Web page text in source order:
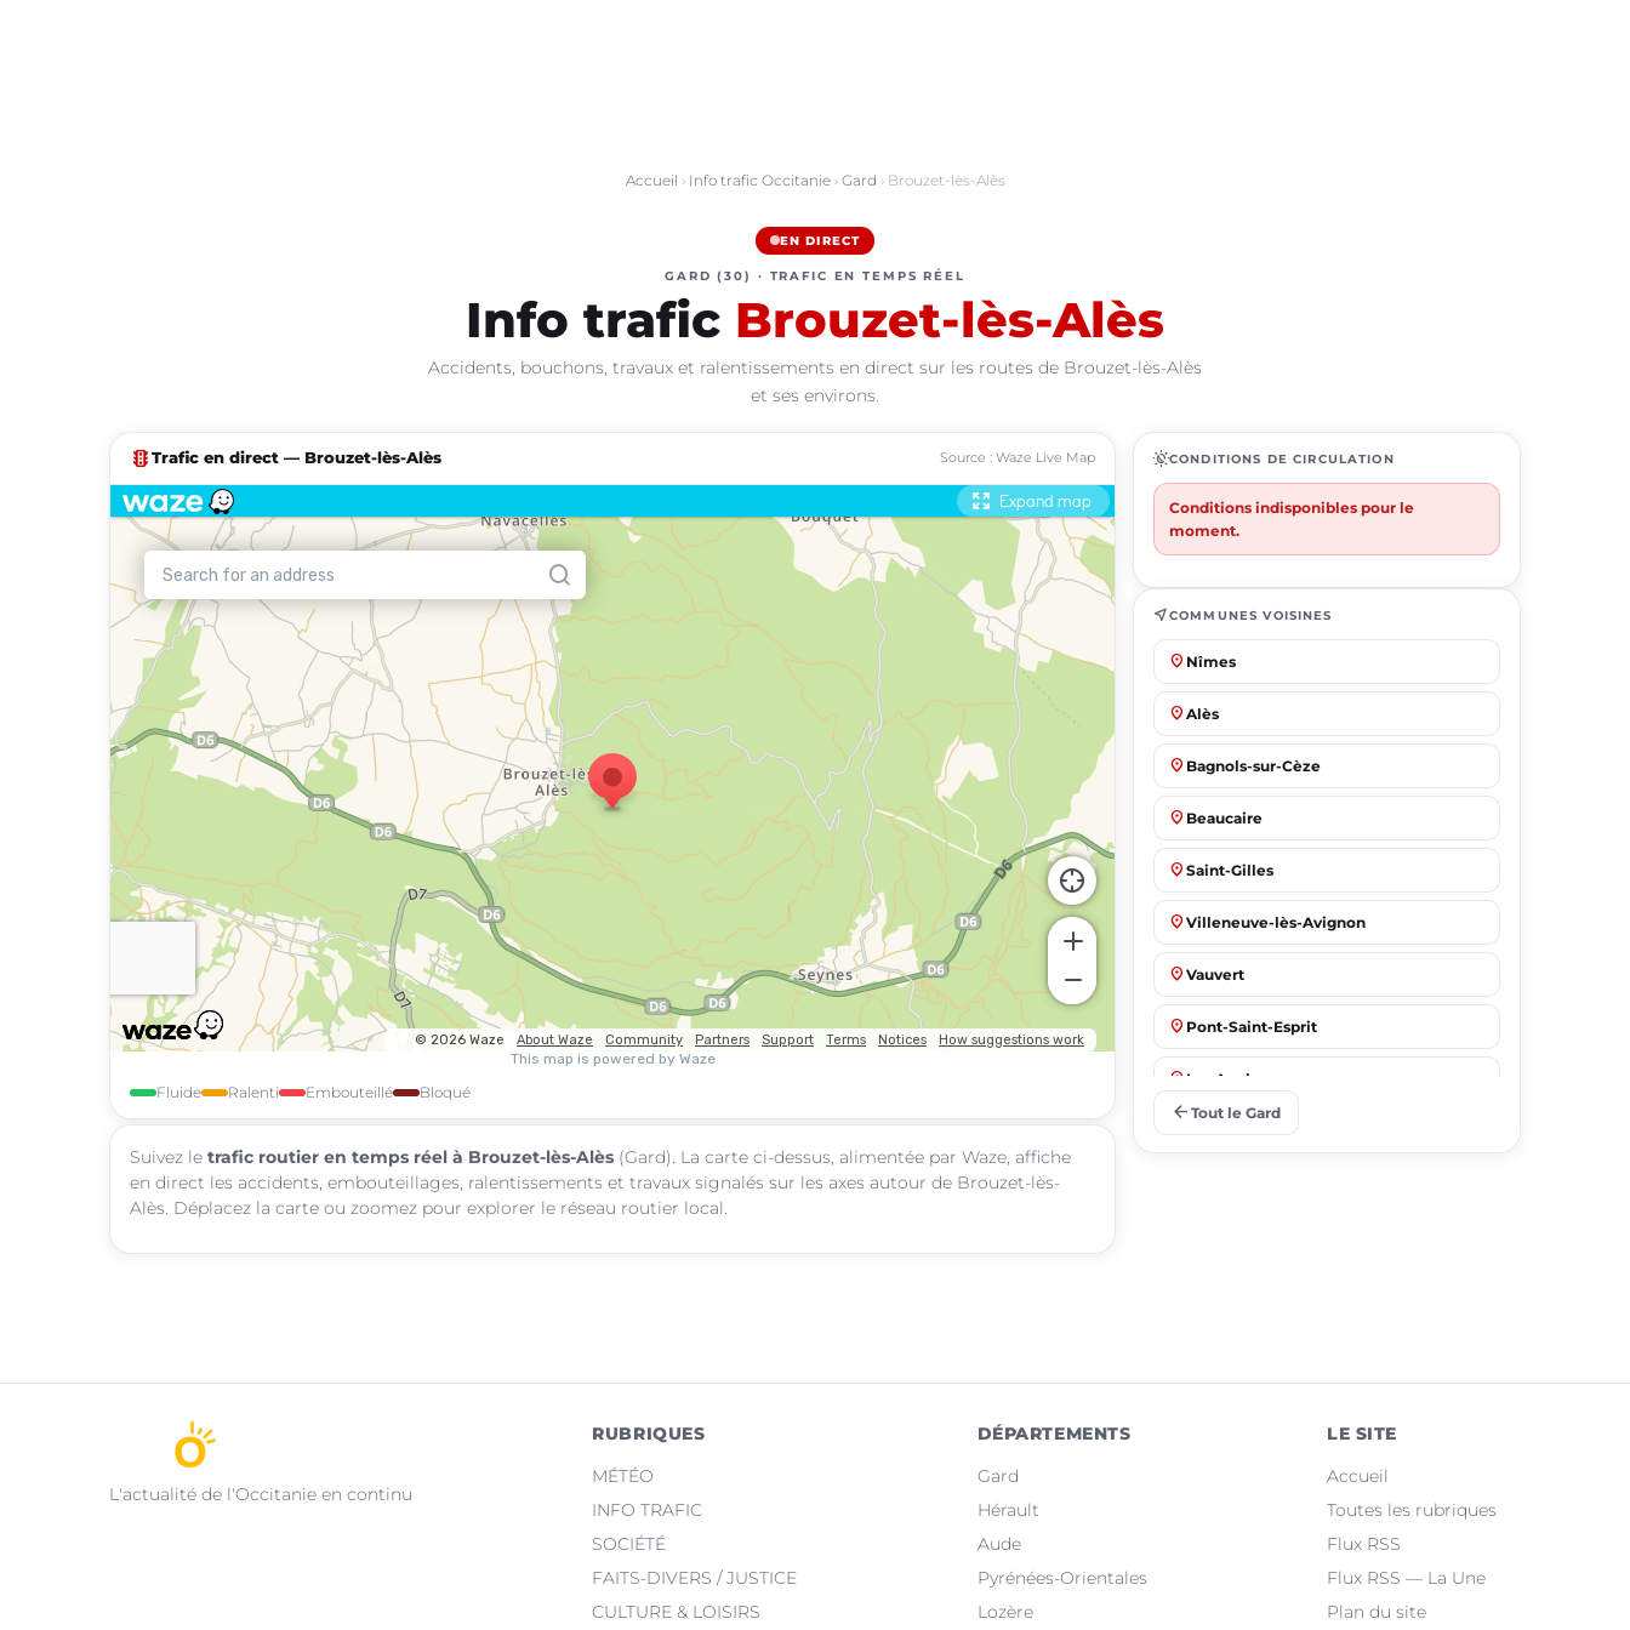
Accueil › Info trafic Occitanie› Gard › Brouzet-lès-Alès
EN DIRECT
GARD (30) · TRAFIC EN TEMPS RÉEL
Info trafic Brouzet-lès-Alès
Accidents, bouchons, travaux et ralentissements en direct sur les routes de Brouzet-lès-Alès
et ses environs.
traffic Trafic en direct — Brouzet-lès-Alès Source : Waze Live Map
Fluide Ralenti Embouteillé Bloqué
Suivez le trafic routier en temps réel à Brouzet-lès-Alès (Gard). La carte ci-dessus, alimentée par Waze, affiche
en direct les accidents, embouteillages, ralentissements et travaux signalés sur les axes autour de Brouzet-lès-
Alès. Déplacez la carte ou zoomez pour explorer le réseau routier local.
routineCONDITIONS DE CIRCULATION
Conditions indisponibles pour le
moment.
near_meCOMMUNES VOISINES
place Nîmes
place Alès
place Bagnols-sur-Cèze
place Beaucaire
place Saint-Gilles
place Villeneuve-lès-Avignon
place Vauvert
place Pont-Saint-Esprit
place Les Angles
Saint-Christol-lez-Alès
arrow_back Tout le Gard
L'actualité de l'Occitanie en continu
RUBRIQUES
MÉTÉO
INFO TRAFIC
SOCIÉTÉ
FAITS-DIVERS / JUSTICE
CULTURE & LOISIRS
DÉPARTEMENTS
Gard
Hérault
Aude
Pyrénées-Orientales
Lozère
LE SITE
Accueil
Toutes les rubriques
Flux RSS
Flux RSS — La Une
Plan du site